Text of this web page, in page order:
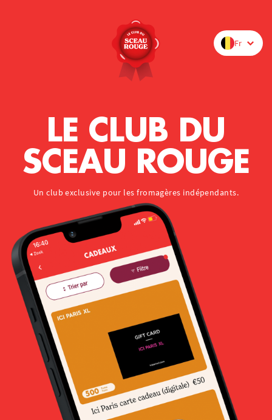
Fr
LE CLUB DU
SCEAU ROUGE
Un club exclusive pour les fromagères indépendants.